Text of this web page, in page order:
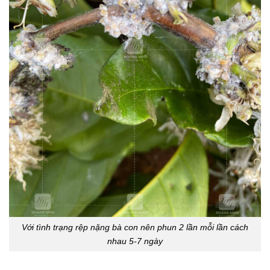
Với tình trạng rệp nặng bà con nên phun 2 lần mỗi lần cách
nhau 5-7 ngày